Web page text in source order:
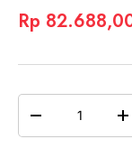
Rp
+